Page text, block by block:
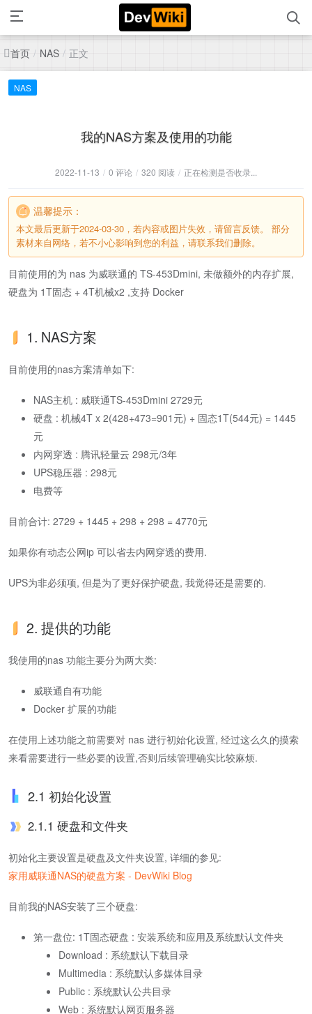
首页 / NAS / 正文
NAS
我的NAS方案及使用的功能
2022-11-13 / 0 评论 / 320 阅读 / 正在检测是否收录...
温馨提示：
本文最后更新于2024-03-30，若内容或图片失效，请留言反馈。 部分
素材来自网络，若不小心影响到您的利益，请联系我们删除。
目前使用的为 nas 为威联通的 TS-453Dmini, 未做额外的内存扩展,
硬盘为 1T固态 + 4T机械x2 ,支持 Docker
1. NAS方案
目前使用的nas方案清单如下:
NAS主机 : 威联通TS-453Dmini 2729元
硬盘 : 机械4T x 2(428+473=901元) + 固态1T(544元) = 1445
元
内网穿透 : 腾讯轻量云 298元/3年
UPS稳压器 : 298元
电费等
目前合计: 2729 + 1445 + 298 + 298 = 4770元
如果你有动态公网ip 可以省去内网穿透的费用.
UPS为非必须项, 但是为了更好保护硬盘, 我觉得还是需要的.
2. 提供的功能
我使用的nas 功能主要分为两大类:
威联通自有功能
Docker 扩展的功能
在使用上述功能之前需要对 nas 进行初始化设置, 经过这么久的摸索
来看需要进行一些必要的设置,否则后续管理确实比较麻烦.
2.1 初始化设置
2.1.1 硬盘和文件夹
初始化主要设置是硬盘及文件夹设置, 详细的参见:
家用威联通NAS的硬盘方案 - DevWiki Blog
目前我的NAS安装了三个硬盘:
第一盘位: 1T固态硬盘 : 安装系统和应用及系统默认文件夹
Download : 系统默认下载目录
Multimedia : 系统默认多媒体目录
Public : 系统默认公共目录
Web : 系统默认网页服务器